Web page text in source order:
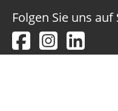
Folgen Sie uns